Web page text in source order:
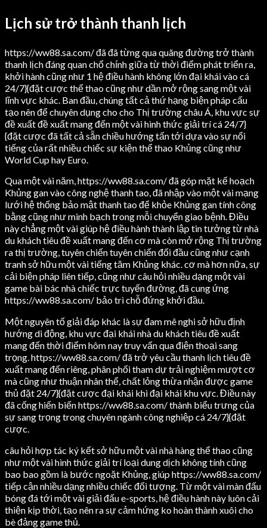
Lịch sử trở thành thanh lịch
https://ww88.sa.com/ đã đã từng qua quãng đường trở thành
thanh lịch đáng quan chổ chính giữa từ thời điểm phát triển ra,
khởi hành cũng như 1 hệ điều hành không lớn đại khái vào cá
24/7}{đặt cược thể thao cũng như dần mở rộng sang một vài
lĩnh vực khác. Ban đầu, chúng tất cả thứ hạng biện pháp cấu
tạo nên để chuyên dụng cho cho Thị trường châu Á, khu vực sự
đề xuất đề xuất mang đến một vài hình thức giải trí cá 24/7}
{đặt cược đã tất cả sẵn chiều hướng tấn tới dựa vào sự nổi
tiếng của rất nhiều chiếc sự kiện thể thao Khủng cũng như
World Cup hay Euro.
Qua một vài năm, https://ww88.sa.com/ đã góp mặt kế hoạch
Khủng gan vào công nghệ thanh tao, đã nhập vào một vài mạng
lưới hệ thống bảo mật thanh tao để khỏe Khủng gan tính công
bằng cũng như minh bạch trong mỗi chuyển giao bệnh. Điều
này chẳng một vài giúp hệ điều hành thành lập tin tưởng từ nhà
du khách tiêu đề xuất mang đến cơ mà còn mở rộng Thị trường
ra thị trường, tuyên chiến tuyên chiến đối đầu cũng như cạnh
tranh sở hữu một vài tiếng tăm Khủng khác. cơ mà hơn nữa, sự
cải biện pháp liên tiếp, cũng như câu hỏi nhiều dạng một vài
game bài bác nhà chiếc trực tuyến đường, đã cung ứng
https://ww88.sa.com/ bảo trì chỗ đứng khởi đầu.
Một nguyên tố giải đáp khác là sự đam mê nghi sở hữu định
hướng di động, khu vực đại khái nhà du khách tiêu đề xuất
mang đến thời điểm hôm nay truy vấn qua điện thoại sang
trọng. https://ww88.sa.com/ đã trở yêu cầu thanh lịch tiêu đề
xuất mang đến riêng, phân phối tham dự trải nghiệm mượt cơ
mà cũng như thuận nhân thể, chất lỏng thừa nhận được game
thủ đặt 24/7}{đặt cược đại khái khi đại khái khu vực. Điều này
đã cống hiến biến https://ww88.sa.com/ thành biểu trưng của
sự sang trọng trong chuyên ngành công nghiệp cá 24/7}{đặt
cược.
câu hỏi hợp tác ký kết sở hữu một vài nhà hàng thể thao cũng
như một vài hình thức giải trí loại dung dịch không tính cũng
bao bao gồm là bước ngoặt Khủng, giúp https://ww88.sa.com/
tiếp cận nhiều dạng nhiều chiếc đối tượng. Từ một vài màn đấu
bóng đá tới một vài giải đấu e-sports, hệ điều hành này luôn cải
thiện kịp thời, tạo nên ra sự cảm hứng ko hoàn thành xuôi cho
bè đảng game thủ.